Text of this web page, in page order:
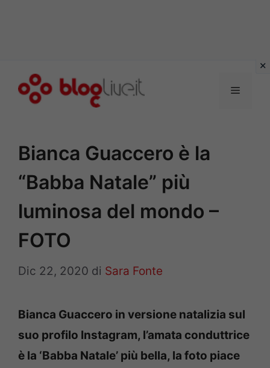
Menu
Bianca Guaccero è la
“Babba Natale” più
luminosa del mondo –
FOTO
Dic 22, 2020 di Sara Fonte
Bianca Guaccero in versione natalizia sul
suo profilo Instagram, l’amata conduttrice
è la ‘Babba Natale’ più bella, la foto piace